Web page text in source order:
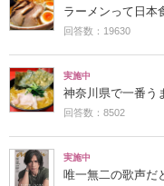
ラーメンって日本
回答数：19630
実施中
神奈川県で一番う
回答数：8502
実施中
唯一無二の歌声だ